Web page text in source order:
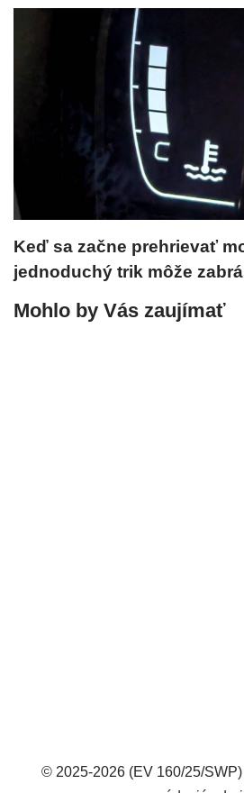
Keď sa začne prehrievať
jednoduchý trik môže
Mohlo by Vás zaujímať
© 2025-2026 (EV 160/25/